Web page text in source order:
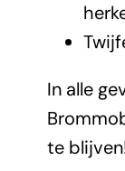
In alle
te